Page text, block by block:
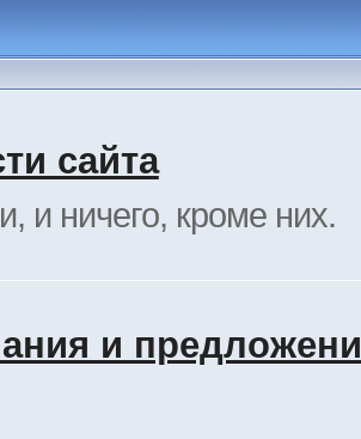
сайта
и ничего, кроме них.
и